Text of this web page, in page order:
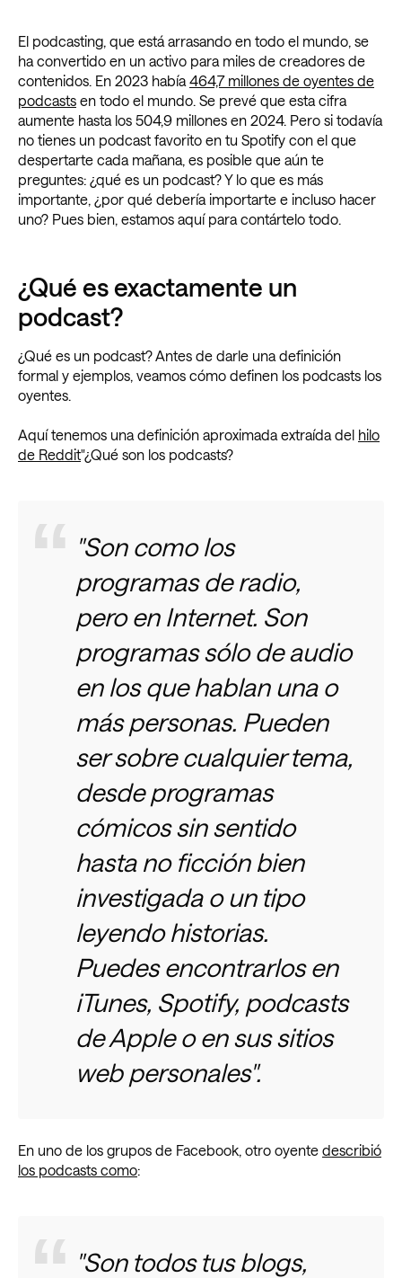
El podcasting, que está arrasando en todo el mundo, se
ha convertido en un activo para miles de creadores de
contenidos. En 2023 había 464,7 millones de oyentes de
podcasts en todo el mundo. Se prevé que esta cifra
aumente hasta los 504,9 millones en 2024. Pero si todavía
no tienes un podcast favorito en tu Spotify con el que
despertarte cada mañana, es posible que aún te
preguntes: ¿qué es un podcast? Y lo que es más
importante, ¿por qué debería importarte e incluso hacer
uno? Pues bien, estamos aquí para contártelo todo.
¿Qué es exactamente un
podcast?
¿Qué es un podcast? Antes de darle una definición
formal y ejemplos, veamos cómo definen los podcasts los
oyentes.
Aquí tenemos una definición aproximada extraída del hilo
de Reddit"¿Qué son los podcasts?
"Son como los
programas de radio,
pero en Internet. Son
programas sólo de audio
en los que hablan una o
más personas. Pueden
ser sobre cualquier tema,
desde programas
cómicos sin sentido
hasta no ficción bien
investigada o un tipo
leyendo historias.
Puedes encontrarlos en
iTunes, Spotify, podcasts
de Apple o en sus sitios
web personales".
En uno de los grupos de Facebook, otro oyente describió
los podcasts como:
"Son todos tus blogs,